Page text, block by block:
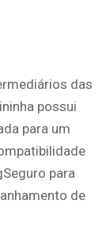
das
possui
para um
para
de